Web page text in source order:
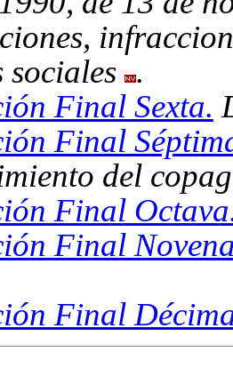
sociales .
Final Sexta.
Final
del
Final
Final
Final